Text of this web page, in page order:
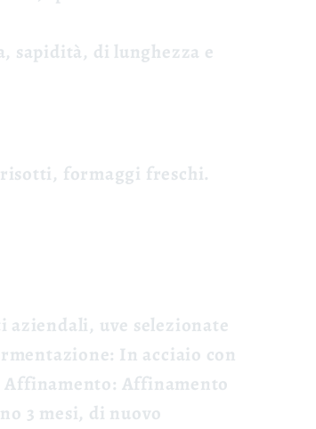
sapidità, di lunghezza e
risotti, formaggi freschi.
aziendali, uve selezionate
: In acciaio con
Affinamento: Affinamento
3 mesi, di nuovo